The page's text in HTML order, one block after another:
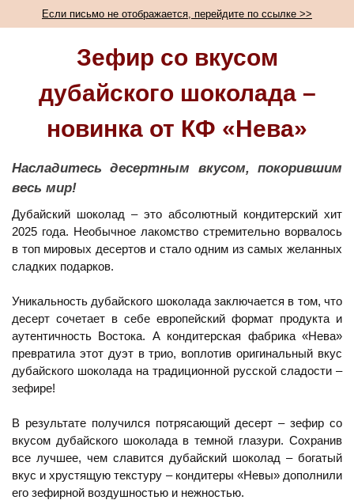
Если письмо не отображается, перейдите по ссылке >>
Зефир со вкусом
дубайского шоколада –
новинка от КФ «Нева»
Насладитесь десертным вкусом, покорившим
весь мир!
Дубайский шоколад – это абсолютный кондитерский хит
2025 года. Необычное лакомство стремительно ворвалось
в топ мировых десертов и стало одним из самых желанных
сладких подарков.
Уникальность дубайского шоколада заключается в том, что
десерт сочетает в себе европейский формат продукта и
аутентичность Востока. А кондитерская фабрика «Нева»
превратила этот дуэт в трио, воплотив оригинальный вкус
дубайского шоколада на традиционной русской сладости –
зефире!
В результате получился потрясающий десерт – зефир со
вкусом дубайского шоколада в темной глазури. Сохранив
все лучшее, чем славится дубайский шоколад – богатый
вкус и хрустящую текстуру – кондитеры «Невы» дополнили
его зефирной воздушностью и нежностью.